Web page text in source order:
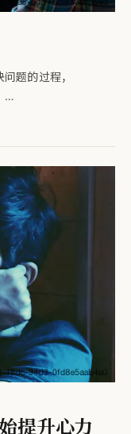
题的过程，
题是无止境的，
反馈。
提升心力